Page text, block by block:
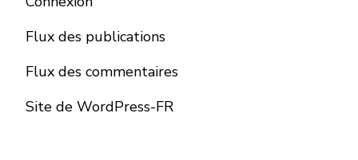
Flux des publications
Flux des commentaires
Site de WordPress-FR